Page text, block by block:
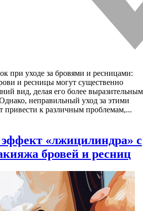
при уходе за бровями и ресницами:
и ресницы могут существенно
вид, делая его более
неправильный уход за этими
привести к различным проблемам,...
эффект «лжицилиндра» с
бровей и ресниц